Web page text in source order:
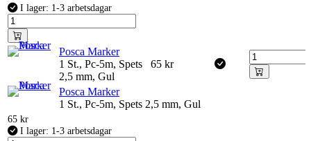
I lager: 1-3 arbetsdagar
Posca Marker
1 St., Pc-5m, Spets
2,5 mm, Gul
65 kr
Posca Marker
1 St., Pc-5m, Spets 2,5 mm, Gul
65 kr
I lager: 1-3 arbetsdagar